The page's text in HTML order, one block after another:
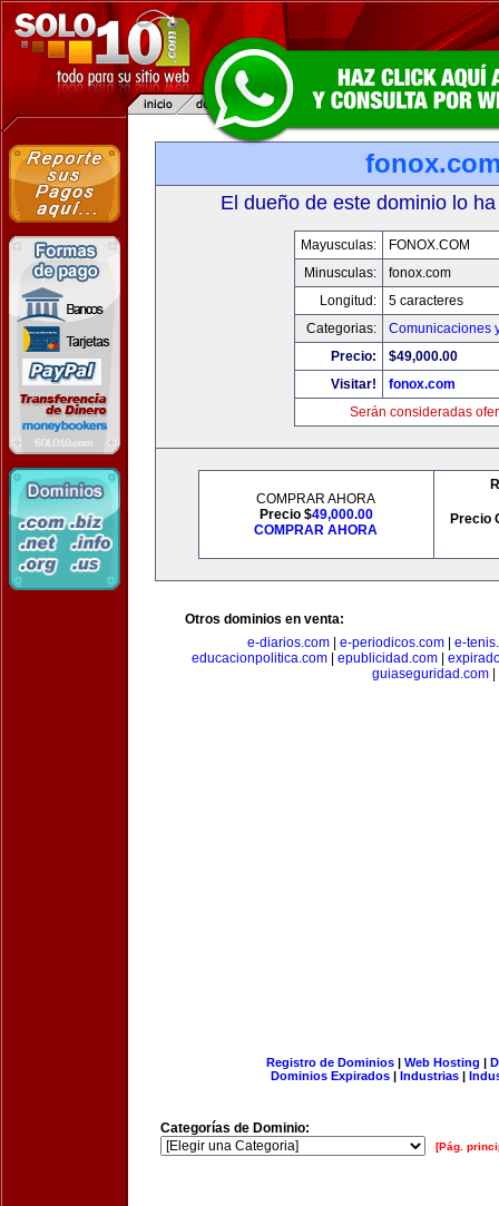
El dueño de este dominio lo
Mayusculas:
FONOX.COM
Minusculas:
fonox.com
Longitud:
5 caracteres
Categorias:
Comunicaciones
Precio:
$49,000.00
Visitar!
fonox.com
Serán consideradas
COMPRAR AHORA
Precio $49,000.00
COMPRAR AHORA
Precio
Otros dominios en venta:
e-diarios.com
e-periodicos.com
e-
educacionpolitica.com
epublicidad.com
guiaseguridad.com|
Registro de Dominios| Web Hosting |
Dominios Expirados | Industrias |
Categorías de Dominio:
[Pág.